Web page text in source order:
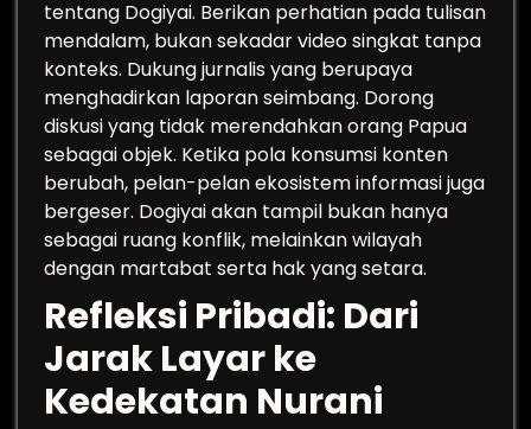
tentang Dogiyai. Berikan perhatian pada tulisan
mendalam, bukan sekadar video singkat tanpa
konteks. Dukung jurnalis yang berupaya
menghadirkan laporan seimbang. Dorong
diskusi yang tidak merendahkan orang Papua
sebagai objek. Ketika pola konsumsi konten
berubah, pelan-pelan ekosistem informasi juga
bergeser. Dogiyai akan tampil bukan hanya
sebagai ruang konflik, melainkan wilayah
dengan martabat serta hak yang setara.
Refleksi Pribadi: Dari
Jarak Layar ke
Kedekatan Nurani